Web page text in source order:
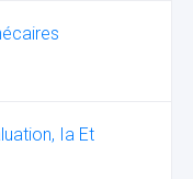
Ia Et